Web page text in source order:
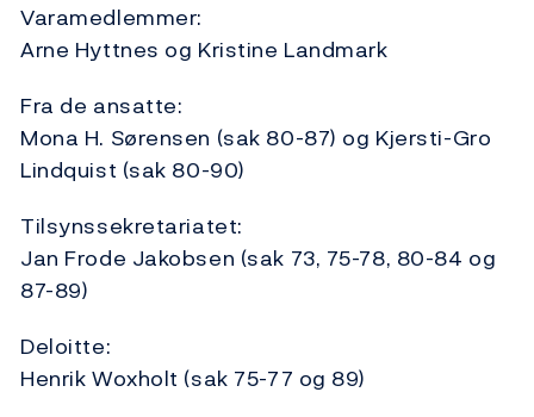
Varamedlemmer:
Arne Hyttnes og Kristine Landmark
Fra de ansatte:
Mona H. Sørensen (sak 80-87) og Kjersti-Gro
Lindquist (sak 80-90)
Tilsynssekretariatet:
Jan Frode Jakobsen (sak 73, 75-78, 80-84 og
87-89)
Deloitte:
Henrik Woxholt (sak 75-77 og 89)